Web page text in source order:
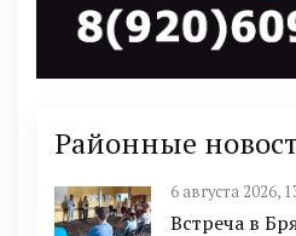
Районные
6 августа 2026,
Встреча в